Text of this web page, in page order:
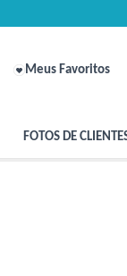
Meus Favoritos
FOTOS DE